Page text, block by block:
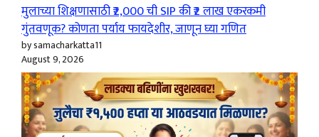
मुलाच्या शिक्षणासाठी ₹2,000 ची SIP की ₹2 लाख एकरकमी
गुंतवणूक? कोणता पर्याय फायदेशीर, जाणून घ्या गणित
by samacharkatta11
August 9, 2026